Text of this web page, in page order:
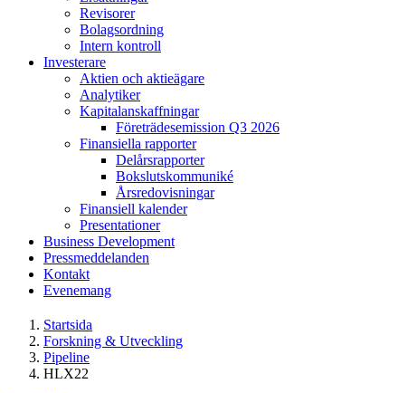
Revisorer
Bolagsordning
Intern kontroll
Investerare
Aktien och aktieägare
Analytiker
Kapitalanskaffningar
Företrädesemission Q3 2026
Finansiella rapporter
Delårsrapporter
Bokslutskommuniké
Årsredovisningar
Finansiell kalender
Presentationer
Business Development
Pressmeddelanden
Kontakt
Evenemang
Startsida
Forskning & Utveckling
Pipeline
HLX22